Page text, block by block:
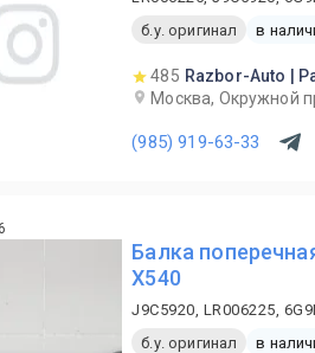
б.у. оригинал
в
485 Razbor-Auto |
Москва, Окружной
(985) 919-63-33
Балка
X540
J9C5920, LR006225,
б.у. оригинал
в